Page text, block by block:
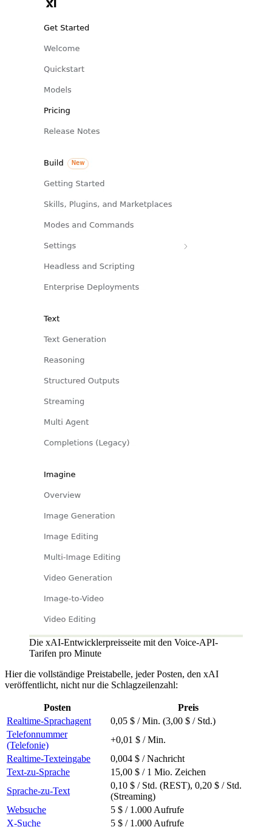
Die xAI-Entwicklerpreisseite mit den Voice-API-
Tarifen pro Minute
Hier die vollständige Preistabelle, jeder Posten, den xAI
veröffentlicht, nicht nur die Schlagzeilenzahl:
Posten
Preis
Realtime-Sprachagent
0,05 $ / Min. (3,00 $ / Std.)
Telefonnummer
(Telefonie)
+0,01 $ / Min.
Realtime-Texteingabe
0,004 $ / Nachricht
Text-zu-Sprache
15,00 $ / 1 Mio. Zeichen
Sprache-zu-Text
0,10 $ / Std. (REST), 0,20 $ / Std.
(Streaming)
Websuche
5 $ / 1.000 Aufrufe
X-Suche
5 $ / 1.000 Aufrufe